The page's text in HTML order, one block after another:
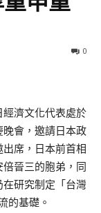
0
濟文化代表處於
會，邀請日本政
席，日本前首相
晉三的胞弟，同
研究制定「台灣
的基礎。